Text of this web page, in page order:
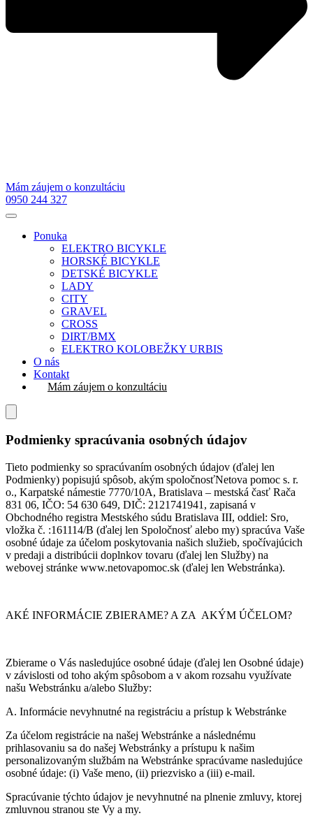
Mám záujem o konzultáciu
0950 244 327
Ponuka
ELEKTRO BICYKLE
HORSKÉ BICYKLE
DETSKÉ BICYKLE
LADY
CITY
GRAVEL
CROSS
DIRT/BMX
ELEKTRO KOLOBEŽKY URBIS
O nás
Kontakt
Mám záujem o konzultáciu
Podmienky spracúvania osobných údajov
Tieto podmienky so spracúvaním osobných údajov (ďalej len
Podmienky) popisujú spôsob, akým spoločnosťNetova pomoc s. r.
o., Karpatské námestie 7770/10A, Bratislava – mestská časť Rača
831 06, IČO: 54 630 649, DIČ: 2121741941, zapisaná v
Obchodného registra Mestského súdu Bratislava III, oddiel: Sro,
vložka č. :161114/B (ďalej len Spoločnosť alebo my) spracúva Vaše
osobné údaje za účelom poskytovania našich služieb, spočívajúcich
v predaji a distribúcii doplnkov tovaru (ďalej len Služby) na
webovej stránke www.netovapomoc.sk (ďalej len Webstránka).
AKÉ INFORMÁCIE ZBIERAME? A ZA AKÝM ÚČELOM?
Zbierame o Vás nasledujúce osobné údaje (ďalej len Osobné údaje)
v závislosti od toho akým spôsobom a v akom rozsahu využívate
našu Webstránku a/alebo Služby:
A. Informácie nevyhnutné na registráciu a prístup k Webstránke
Za účelom registrácie na našej Webstránke a následnému
prihlasovaniu sa do našej Webstránky a prístupu k našim
personalizovaným službám na Webstránke spracúvame nasledujúce
osobné údaje: (i) Vaše meno, (ii) priezvisko a (iii) e-mail.
Spracúvanie týchto údajov je nevyhnutné na plnenie zmluvy, ktorej
zmluvnou stranou ste Vy a my.